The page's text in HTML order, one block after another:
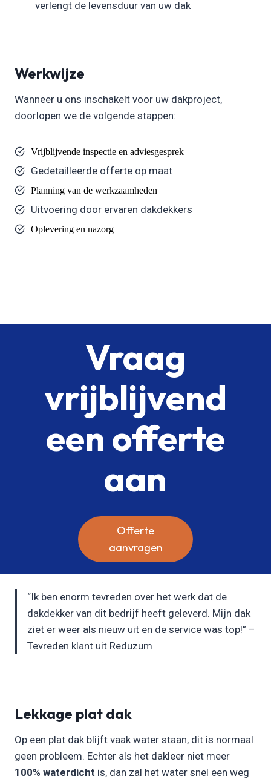
verlengt de levensduur van uw dak
Werkwijze
Wanneer u ons inschakelt voor uw dakproject,
doorlopen we de volgende stappen:
Vrijblijvende inspectie en adviesgesprek
Gedetailleerde offerte op maat
Planning van de werkzaamheden
Uitvoering door ervaren dakdekkers
Oplevering en nazorg
Vraag
vrijblijvend
een offerte
aan
Offerte
aanvragen
“Ik ben enorm tevreden over het werk dat de
dakdekker van dit bedrijf heeft geleverd. Mijn dak
ziet er weer als nieuw uit en de service was top!” –
Tevreden klant uit Reduzum
Lekkage plat dak
Op een plat dak blijft vaak water staan, dit is normaal
geen probleem. Echter als het dakleer niet meer
100% waterdicht is, dan zal het water snel een weg